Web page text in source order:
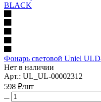
Фонарь световой Uniel
Нет в наличии
Арт.: UL_UL-00002312
598 ₽/шт